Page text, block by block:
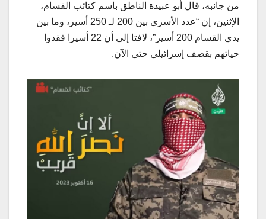
من جانبه، قال أبو عبيدة الناطق باسم كتائب القسام،
الإثنين، إن “عدد الأسرى بين 200 لـ 250 أسير، وما بين
يدي القسام 200 أسير”، لافتا إلى أن 22 أسيرا فقدوا
حياتهم بقصف إسرائيلي حتى الآن.